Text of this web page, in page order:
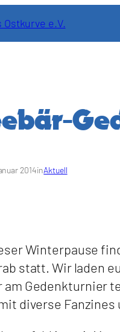
e.V.
2014inAktuell
Winterpause
statt. Wir laden
am Gedenkturnier
diverse